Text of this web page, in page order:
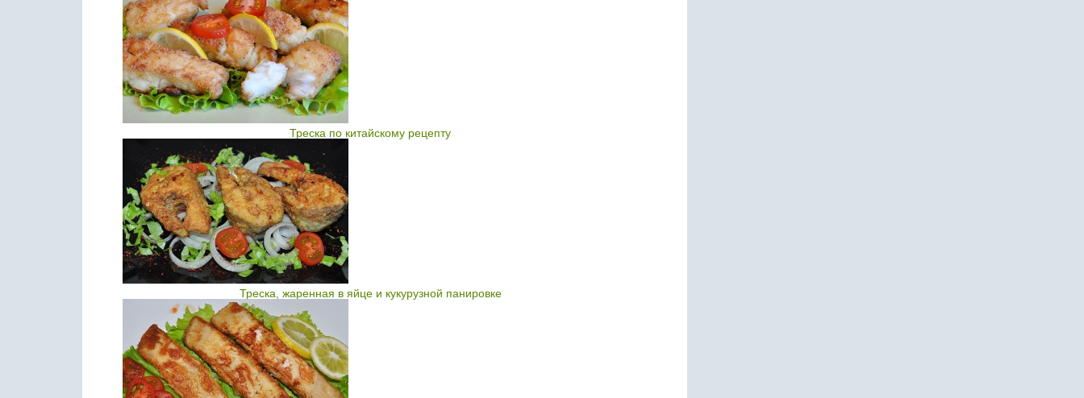
Треска по китайскому рецепту
Треска, жаренная в яйце и кукурузной панировке